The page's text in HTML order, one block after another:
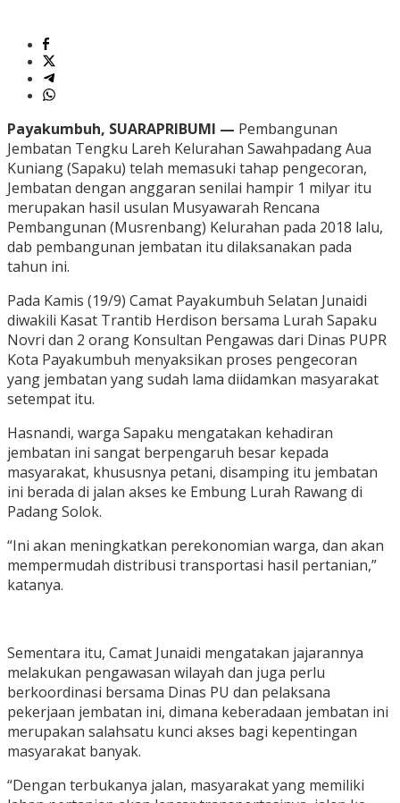
Payakumbuh, SUARAPRIBUMI — Pembangunan
Jembatan Tengku Lareh Kelurahan Sawahpadang Aua
Kuniang (Sapaku) telah memasuki tahap pengecoran,
Jembatan dengan anggaran senilai hampir 1 milyar itu
merupakan hasil usulan Musyawarah Rencana
Pembangunan (Musrenbang) Kelurahan pada 2018 lalu,
dab pembangunan jembatan itu dilaksanakan pada
tahun ini.
Pada Kamis (19/9) Camat Payakumbuh Selatan Junaidi
diwakili Kasat Trantib Herdison bersama Lurah Sapaku
Novri dan 2 orang Konsultan Pengawas dari Dinas PUPR
Kota Payakumbuh menyaksikan proses pengecoran
yang jembatan yang sudah lama diidamkan masyarakat
setempat itu.
Hasnandi, warga Sapaku mengatakan kehadiran
jembatan ini sangat berpengaruh besar kepada
masyarakat, khususnya petani, disamping itu jembatan
ini berada di jalan akses ke Embung Lurah Rawang di
Padang Solok.
“Ini akan meningkatkan perekonomian warga, dan akan
mempermudah distribusi transportasi hasil pertanian,”
katanya.
Sementara itu, Camat Junaidi mengatakan jajarannya
melakukan pengawasan wilayah dan juga perlu
berkoordinasi bersama Dinas PU dan pelaksana
pekerjaan jembatan ini, dimana keberadaan jembatan ini
merupakan salahsatu kunci akses bagi kepentingan
masyarakat banyak.
“Dengan terbukanya jalan, masyarakat yang memiliki